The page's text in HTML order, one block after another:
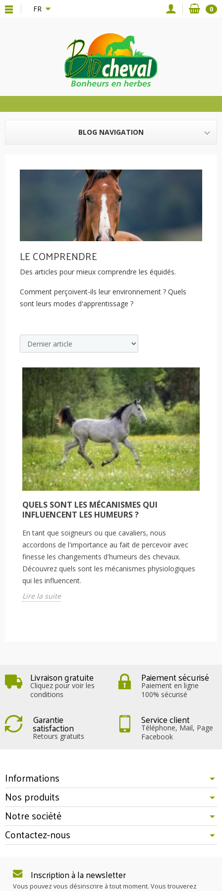
{**} FR 0
BLOG NAVIGATION
LE COMPRENDRE
Des articles pour mieux comprendre les équidés.
Comment perçoivent-ils leur environnement ? Quels
sont leurs modes d'apprentissage ?
QUELS SONT LES MÉCANISMES QUI
INFLUENCENT LES HUMEURS ?
En tant que soigneurs ou que cavaliers, nous
accordons de l'importance au fait de percevoir avec
finesse les changements d'humeurs des chevaux.
Découvrez quels sont les mécanismes physiologiques
qui les influencent.
Lire la suite
Livraison gratuite
Cliquez pour voir les
conditions
Paiement sécurisé
Paiement en ligne
100% sécurisé
Garantie
satisfaction
Retours gratuits
Service client
Téléphone, Mail, Page
Facebook
Informations
Nos produits
Notre société
Contactez-nous
Inscription à la newsletter
Vous pouvez vous désinscrire à tout moment. Vous trouverez